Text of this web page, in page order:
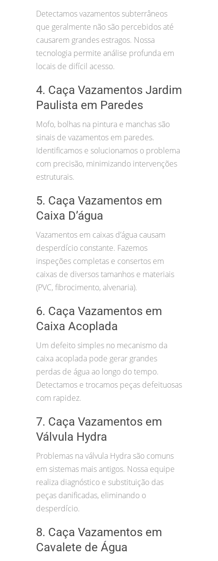
Detectamos vazamentos subterrâneos
que geralmente não são percebidos até
causarem grandes estragos. Nossa
tecnologia permite análise profunda em
locais de difícil acesso.
4. Caça Vazamentos Jardim
Paulista em Paredes
Mofo, bolhas na pintura e manchas são
sinais de vazamentos em paredes.
Identificamos e solucionamos o problema
com precisão, minimizando intervenções
estruturais.
5. Caça Vazamentos em
Caixa D’água
Vazamentos em caixas d’água causam
desperdício constante. Fazemos
inspeções completas e consertos em
caixas de diversos tamanhos e materiais
(PVC, fibrocimento, alvenaria).
6. Caça Vazamentos em
Caixa Acoplada
Um defeito simples no mecanismo da
caixa acoplada pode gerar grandes
perdas de água ao longo do tempo.
Detectamos e trocamos peças defeituosas
com rapidez.
7. Caça Vazamentos em
Válvula Hydra
Problemas na válvula Hydra são comuns
em sistemas mais antigos. Nossa equipe
realiza diagnóstico e substituição das
peças danificadas, eliminando o
desperdício.
8. Caça Vazamentos em
Cavalete de Água